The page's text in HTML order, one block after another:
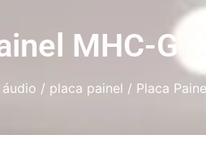
MHC-
áudio / placa painel / Placa